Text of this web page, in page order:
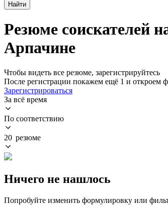
Найти
Резюме соискателей
Арпачине
Чтобы видеть все резюме, зарегистрируйтесь
После регистрации покажем ещё 1 и откроем
Зарегистрироваться
За всё время
По соответствию
20 резюме
Ничего не нашлось
Попробуйте изменить формулировку или